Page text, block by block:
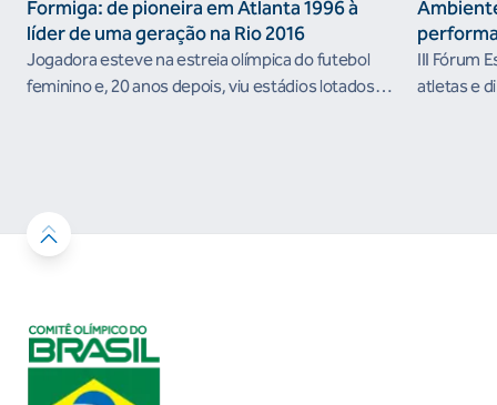
Formiga: de pioneira em Atlanta 1996 à
líder de uma geração na Rio 2016
Jogadora esteve na estreia olímpica do futebol
feminino e, 20 anos depois, viu estádios lotados
III Fórum
atletas e